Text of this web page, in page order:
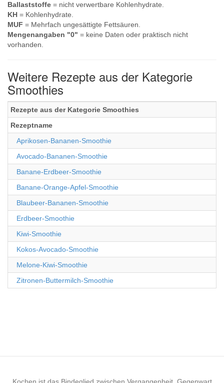
Ballaststoffe = nicht verwertbare Kohlenhydrate.
KH = Kohlenhydrate.
MUF = Mehrfach ungesättigte Fettsäuren.
Mengenangaben "0" = keine Daten oder praktisch nicht
vorhanden.
Weitere Rezepte aus der Kategorie
Smoothies
Rezepte aus der Kategorie Smoothies
Rezeptname
Aprikosen-Bananen-Smoothie
Avocado-Bananen-Smoothie
Banane-Erdbeer-Smoothie
Banane-Orange-Apfel-Smoothie
Blaubeer-Bananen-Smoothie
Erdbeer-Smoothie
Kiwi-Smoothie
Kokos-Avocado-Smoothie
Melone-Kiwi-Smoothie
Zitronen-Buttermilch-Smoothie